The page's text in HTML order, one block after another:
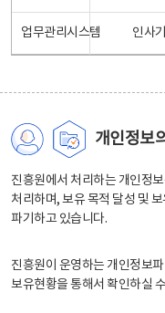
업무관리시스템 인사
개인정보
진흥원에서 처리하는 개인정
처리하며, 보유 목적 달성 및
파기하고 있습니다.
진흥원이 운영하는 개인정보
보유현황을 통해서 확인하실